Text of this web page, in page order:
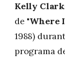
Kelly
de "Where
1988)
programa